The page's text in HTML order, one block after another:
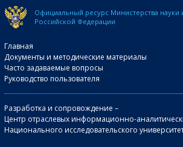
Официальный ресурс Министерства науки
Российской Федерации
Главная
Документы и методические материалы
Часто задаваемые вопросы
Руководство пользователя
Разработка и сопровождение –
Центр отраслевых информационно-
Национального исследовательского